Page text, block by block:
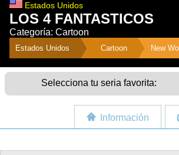
Estados Unidos
LOS 4 FANTASTICOS
Categoría: Cartoon
Estados Unidos Cartoon New
Selecciona tu seria favorita:
Información